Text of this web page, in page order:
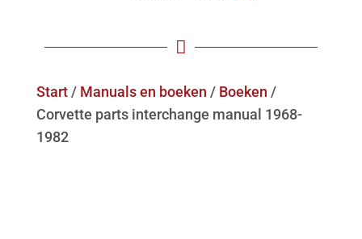

Start/ Manuals en boeken / Boeken /
Corvette parts interchange manual 1968-
1982